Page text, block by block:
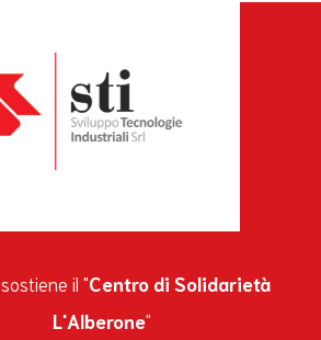
sostiene il "Centro di Solidarietà
L'Alberone"